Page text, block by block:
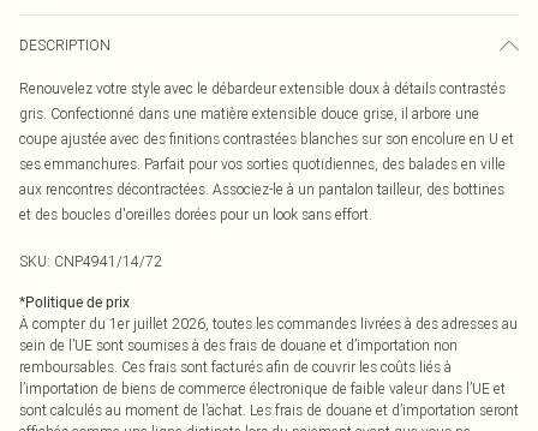
DESCRIPTION
Renouvelez votre style avec le débardeur extensible doux à détails contrastés
gris. Confectionné dans une matière extensible douce grise, il arbore une
coupe ajustée avec des finitions contrastées blanches sur son encolure en U et
ses emmanchures. Parfait pour vos sorties quotidiennes, des balades en ville
aux rencontres décontractées. Associez-le à un pantalon tailleur, des bottines
et des boucles d'oreilles dorées pour un look sans effort.
SKU: CNP4941/14/72
*Politique de prix
À compter du 1er juillet 2026, toutes les commandes livrées à des adresses au
sein de l’UE sont soumises à des frais de douane et d’importation non
remboursables. Ces frais sont facturés afin de couvrir les coûts liés à
l’importation de biens de commerce électronique de faible valeur dans l’UE et
sont calculés au moment de l’achat. Les frais de douane et d’importation seront